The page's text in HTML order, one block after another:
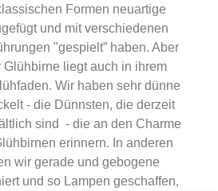
Formen neuartige
und mit verschiedenen
"gespielt” haben. Aber
Glühbirne liegt auch in ihrem
Wir haben sehr dünne
- die Dünnsten, die derzeit
sind - die an den Charme
erinnern. In anderen
wir gerade und gebogene
und so Lampen geschaffen,